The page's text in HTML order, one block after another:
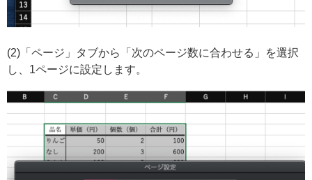
(2)「ページ」タブから「次のページ数に合わせる」を選択
し、1ページに設定します。